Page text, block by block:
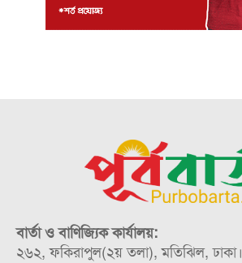
বার্তা ও বাণিজ্যিক কার্যালয়:
২৬২, ফকিরাপুল(২য় তলা), মতিঝিল, ঢাকা।